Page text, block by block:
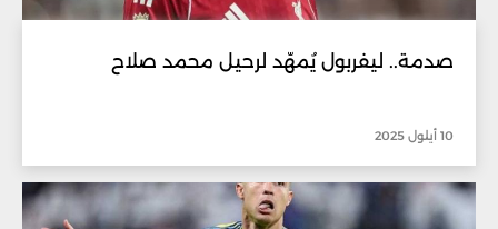
صدمة.. ليفربول يُمهّد لرحيل محمد صلاح
10 أيلول 2025